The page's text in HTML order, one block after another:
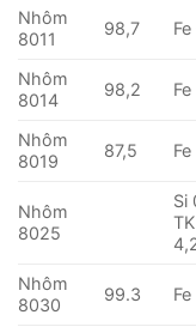
Nhôm
8011
98,7
Nhôm
8014
98,2
Nhôm
8019
87,5
Nhôm
8025
Si
Nhôm
8030
99.3